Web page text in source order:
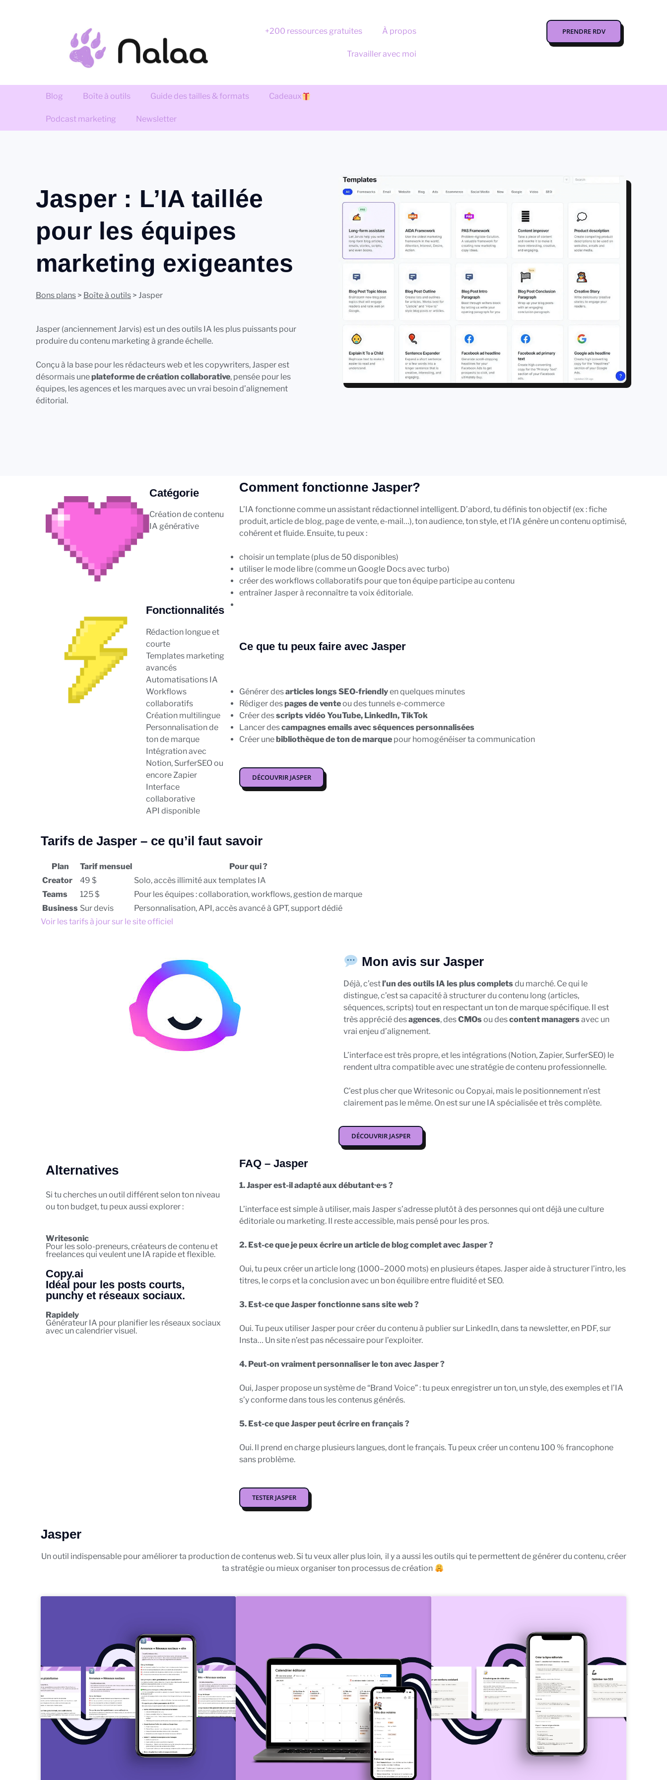
+200 ressources gratuites À propos
Travailler avec moi
PRENDRE RDV
Blog Boîte à outils Guide des tailles & formats Cadeaux
Podcast marketing Newsletter
Jasper : L’IA taillée
pour les équipes
marketing exigeantes
Bons plans > Boîte à outils > Jasper
Jasper (anciennement Jarvis) est un des outils IA les plus puissants pour
produire du contenu marketing à grande échelle.
Conçu à la base pour les rédacteurs web et les copywriters, Jasper est
désormais uneplateforme de création collaborative, pensée pour les
équipes, les agences et les marques avec un vrai besoin d’alignement
éditorial.
Catégorie
Création de contenu
IA générative
Fonctionnalités
Rédaction longue et
courte
Templates marketing
avancés
Automatisations IA
Workflows
collaboratifs
Création multilingue
Personnalisation de
ton de marque
Intégration avec
Notion, SurferSEO ou
encore Zapier
Interface
collaborative
API disponible
Comment fonctionne Jasper?
L’IA fonctionne comme un assistant rédactionnel intelligent. D’abord, tu définis ton objectif (ex : fiche
produit, article de blog, page de vente, e-mail…), ton audience, ton style, et l’IA génère un contenu optimisé,
cohérent et fluide. Ensuite, tu peux :
choisir un template (plus de 50 disponibles)
utiliser le mode libre (comme un Google Docs avec turbo)
créer des workflows collaboratifs pour que ton équipe participe au contenu
entraîner Jasper à reconnaître ta voix éditoriale.
Ce que tu peux faire avec Jasper
Générer desarticles longs SEO-friendlyen quelques minutes
Rédiger despages de venteou des tunnels e-commerce
Créer desscripts vidéo YouTube, LinkedIn, TikTok
Lancer descampagnes emails avec séquences personnalisées
Créer une bibliothèque de ton de marquepour homogénéiser ta communication
DÉCOUVRIR JASPER
Tarifs de Jasper – ce qu’il faut savoir
Plan Tarif mensuel
Pour qui ?
Creator
49 $
Solo, accès illimité aux templates IA
Teams
125 $
Pour les équipes : collaboration, workflows, gestion de marque
Business Sur devis
Personnalisation, API, accès avancé à GPT, support dédié
Voir les tarifs à jour sur le site officiel
Mon avis sur Jasper
Déjà, c’est l’un des outils IA les plus completsdu marché. Ce qui le
distingue, c’est sa capacité à structurer du contenu long (articles,
séquences, scripts) tout en respectant un ton de marque spécifique. Il est
très apprécié desagences, desCMOsou descontent managersavec un
vrai enjeu d’alignement.
L’interface est très propre, et les intégrations (Notion, Zapier, SurferSEO) le
rendent ultra compatible avec une stratégie de contenu professionnelle.
C’est plus cher que Writesonic ou Copy.ai, mais le positionnement n’est
clairement pas le même. On est sur une IA spécialisée et très complète.
DÉCOUVRIR JASPER
Alternatives
Si tu cherches un outil différent selon ton niveau
ou ton budget, tu peux aussi explorer :
Writesonic
Pour les solo-preneurs, créateurs de contenu et
freelances qui veulent une IA rapide et flexible.
Copy.ai
Idéal pour les posts courts,
punchy et réseaux sociaux.
Rapidely
Générateur IA pour planifier les réseaux sociaux
avec un calendrier visuel.
FAQ – Jasper
1. Jasper est-il adapté aux débutant·e·s ?
L’interface est simple à utiliser, mais Jasper s’adresse plutôt à des personnes qui ont déjà une culture
éditoriale ou marketing. Il reste accessible, mais pensé pour les pros.
2. Est-ce que je peux écrire un article de blog complet avec Jasper ?
Oui, tu peux créer un article long (1000–2000 mots) en plusieurs étapes. Jasper aide à structurer l’intro, les
titres, le corps et la conclusion avec un bon équilibre entre fluidité et SEO.
3. Est-ce que Jasper fonctionne sans site web ?
Oui. Tu peux utiliser Jasper pour créer du contenu à publier sur LinkedIn, dans ta newsletter, en PDF, sur
Insta… Un site n’est pas nécessaire pour l’exploiter.
4. Peut-on vraiment personnaliser le ton avec Jasper ?
Oui, Jasper propose un système de “Brand Voice” : tu peux enregistrer un ton, un style, des exemples et l’IA
s’y conforme dans tous les contenus générés.
5. Est-ce que Jasper peut écrire en français ?
Oui. Il prend en charge plusieurs langues, dont le français. Tu peux créer un contenu 100 % francophone
sans problème.
TESTER JASPER
Jasper
Un outil indispensable pour améliorer ta production de contenus web. Si tu veux aller plus loin, il y a aussi les outils qui te permettent de générer du contenu, créer
ta stratégie ou mieux organiser ton processus de création